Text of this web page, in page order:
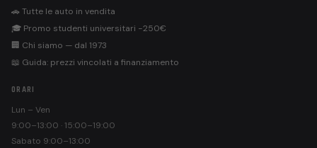
🚗 Tutte le auto in vendita
🎓 Promo studenti universitari −250€
🏢 Chi siamo — dal 1973
📖 Guida: prezzi vincolati a finanziamento
ORARI
Lun – Ven
9:00–13:00 · 15:00–19:00
Sabato 9:00–13:00